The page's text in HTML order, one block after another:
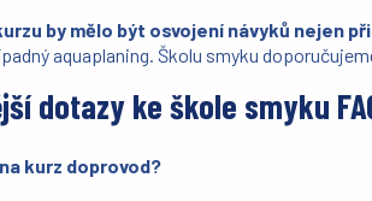
by mělo být osvojení návyků nejen
aquaplaning. Školu smyku
dotazy ke škole smyku
kurz doprovod?